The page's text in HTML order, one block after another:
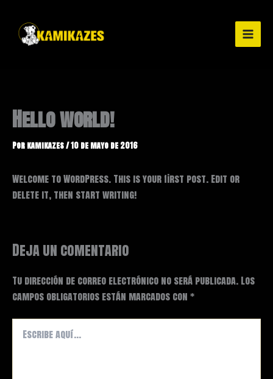
contenido
Hello world!
Por kamikazes/10 de mayo de 2016
Welcome to WordPress. This is your first post. Edit or
delete it, then start writing!
Deja un comentario
Tu dirección de correo electrónico no será publicada. Los
campos obligatorios están marcados con *
aquí...